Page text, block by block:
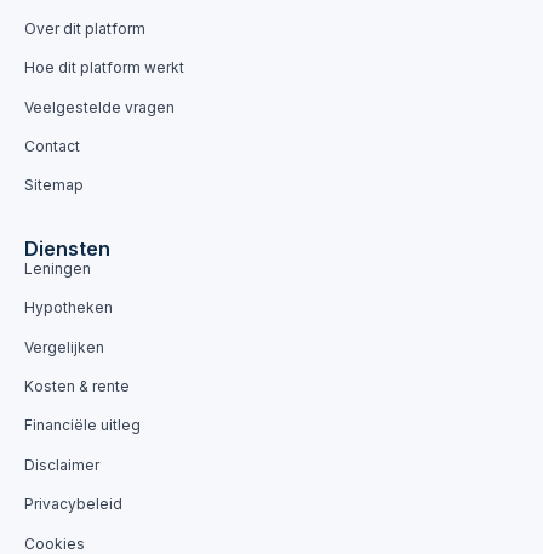
Over dit platform
Hoe dit platform werkt
Veelgestelde vragen
Contact
Sitemap
Diensten
Leningen
Hypotheken
Vergelijken
Kosten & rente
Financiële uitleg
Disclaimer
Privacybeleid
Cookies